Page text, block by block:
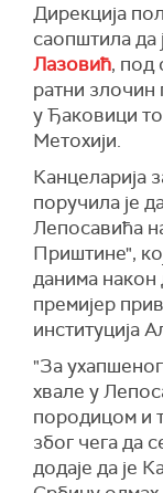
Дирекција
саопштила да
Лазовић, под
ратни
у Ђаковици
Метохији.
Канцеларија
поручила је
Лепосавића
Приштине",
данима након
премијер
институција
"За
хвале у
породицом и
због чега да
додаје да је